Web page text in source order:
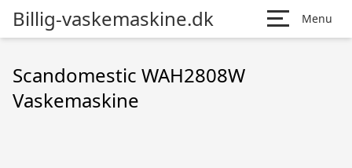
Billig-vaskemaskine.dk Menu
Scandomestic WAH2808W
Vaskemaskine